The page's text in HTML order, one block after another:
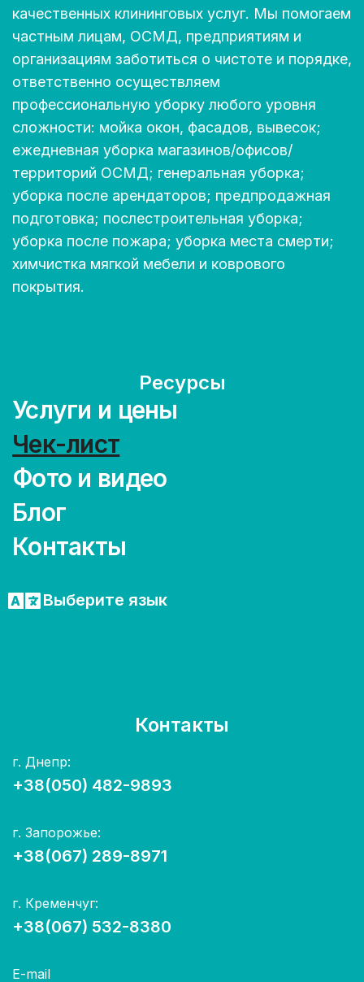
качественных клининговых услуг. Мы помогаем
частным лицам, ОСМД, предприятиям и
организациям заботиться о чистоте и порядке,
ответственно осуществляем
профессиональную уборку любого уровня
сложности: мойка окон, фасадов, вывесок;
ежедневная уборка магазинов/офисов/
территорий ОСМД; генеральная уборка;
уборка после арендаторов; предпродажная
подготовка; послестроительная уборка;
уборка после пожара; уборка места смерти;
химчистка мягкой мебели и коврового
покрытия.
Ресурсы
Услуги и цены
Чек-лист
Фото и видео
Блог
Контакты
Выберите язык
Контакты
г. Днепр:
+38(050) 482-9893
г. Запорожье:
+38(067) 289-8971
г. Кременчуг:
+38(067) 532-8380
E-mail